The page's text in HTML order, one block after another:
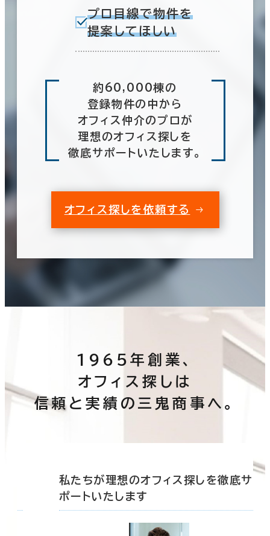
プロ目線で物件を
提案してほしい
約60,000棟の
登録物件の中から
オフィス仲介のプロが
理想のオフィス探しを
徹底サポートいたします。
オフィス探しを依頼する
1965年創業、
オフィス探しは
信頼と実績の三鬼商事へ。
私たちが理想のオフィス探しを徹底サ
ポートいたします